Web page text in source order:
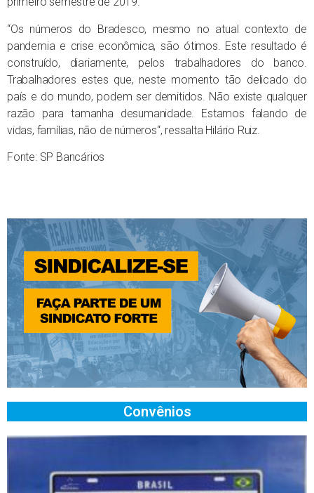
“Os números do Bradesco, mesmo no atual contexto de
pandemia e crise econômica, são ótimos. Este resultado é
construído, diariamente, pelos trabalhadores do banco.
Trabalhadores estes que, neste momento tão delicado do
país e do mundo, podem ser demitidos. Não existe qualquer
razão para tamanha desumanidade. Estamos falando de
vidas, famílias, não de números“, ressalta Hilário Ruiz.
Fonte: SP Bancários
Convênios